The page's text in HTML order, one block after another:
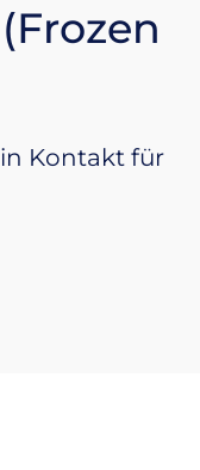
Kontakt für